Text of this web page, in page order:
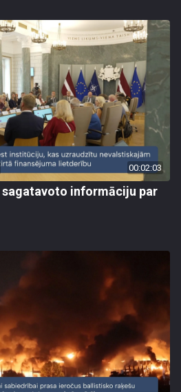
00:02:03
sagatavoto informāciju par